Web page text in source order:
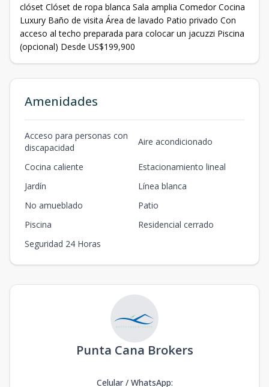
clóset Clóset de ropa blanca Sala amplia Comedor Cocina
Luxury Baño de visita Área de lavado Patio privado Con
acceso al techo preparada para colocar un jacuzzi Piscina
(opcional) Desde US$199,900
Amenidades
Acceso para personas con
discapacidad
Aire acondicionado
Cocina caliente
Estacionamiento lineal
Jardín
Línea blanca
No amueblado
Patio
Piscina
Residencial cerrado
Seguridad 24 Horas
Punta Cana Brokers
Celular / WhatsApp: